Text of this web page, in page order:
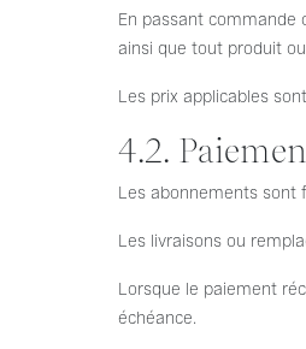
En passant commande
ainsi que tout produit
Les prix applicables
4.2.
Les abonnements sont
Les livraisons ou
Lorsque le paiement
échéance.